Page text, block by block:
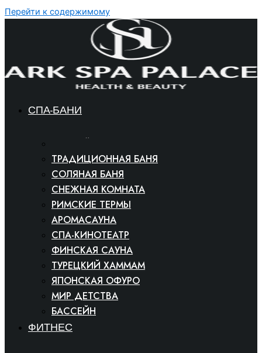
Перейти к содержимому
СПА-БАНИ
ТРАДИЦИОННАЯ БАНЯ
СОЛЯНАЯ БАНЯ
СНЕЖНАЯ КОМНАТА
РИМСКИЕ ТЕРМЫ
АРОМАСАУНА
СПА-КИНОТЕАТР
ФИНСКАЯ САУНА
ТУРЕЦКИЙ ХАММАМ
ЯПОНСКАЯ ОФУРО
МИР ДЕТСТВА
БАССЕЙН
ФИТНЕС